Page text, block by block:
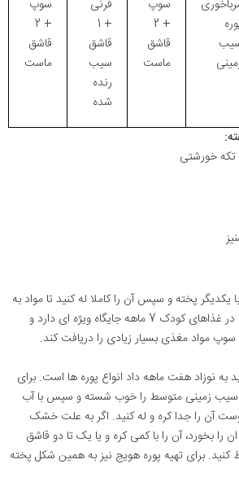
سوپ
+ 2
قاشق
ماست
فرنی
+ 1
قاشق
سیب
رنده
شده
سوپ
+ 2
قاشق
ماست
خورشتی
یکدیگر پخته و سپس آن را کاملا له کنید تا مواد به
صورت یکدست شود. سوپ در غذاهای کودک 7 ماهه جایگاه ویژه ای دارد و
مواد مغذی بسیار زیادی را دریافت کند.
به نوزاد هفت ماهه داد انواع پوره ها است. برای
سیب زمینی متوسط را خوب شسته و سپس با آب
آن را جدا کره و له کنید. اگر به علت خشک
را بخورد، آن را با کمی کره و یا یک تا دو قاشق
برای تهیه پوره هویج نیز به همین شکل پخته